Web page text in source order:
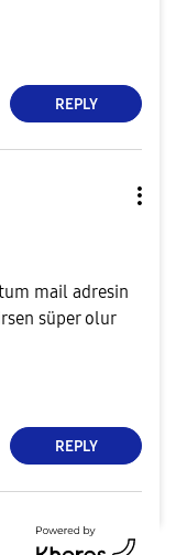
REPLY
mail adresin
süper olur
REPLY